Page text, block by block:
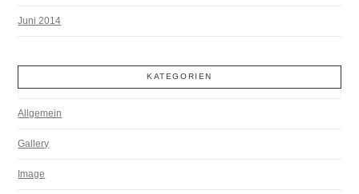
Juni 2014
KATEGORIEN
Allgemein
Gallery
Image